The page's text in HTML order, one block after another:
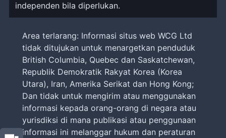
independen bila diperlukan.
Area terlarang: Informasi situs web WCG Ltd
tidak ditujukan untuk menargetkan penduduk
British Columbia, Quebec dan Saskatchewan,
Republik Demokratik Rakyat Korea (Korea
Utara), Iran, Amerika Serikat dan Hong Kong;
Dan tidak untuk mengirim atau menggunakan
informasi kepada orang-orang di negara atau
yurisdiksi di mana publikasi atau penggunaan
informasi ini melanggar hukum dan peraturan